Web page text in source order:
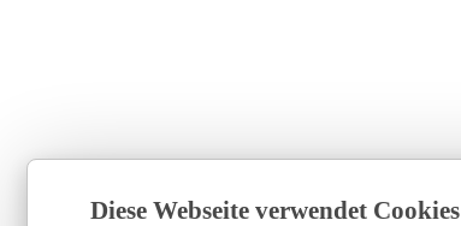
Diese Webseite verwendet Cookies